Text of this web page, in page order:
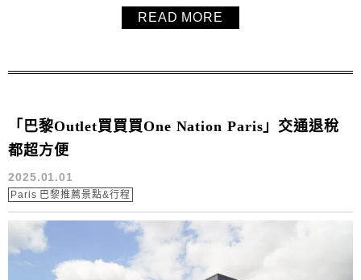
的醬汁略帶黏稠，包裹著鮮嫩的排骨，酸甜鹹香之間相輔相
READ MORE
「巴黎Outlet買買買One Nation Paris」交通退稅
都超方便
2025.01.01
Paris 巴黎推薦景點&行程